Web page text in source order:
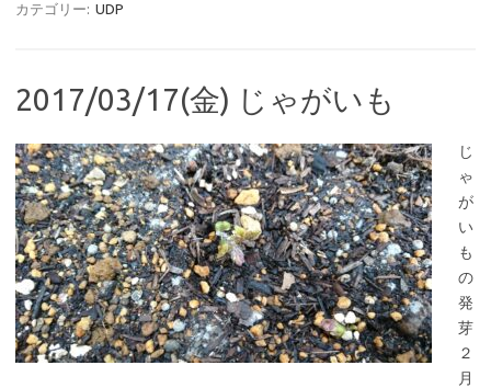
カテゴリー: UDP
2017/03/17(金) じゃがいも
じ
ゃ
が
い
も
の
発
芽
２
月